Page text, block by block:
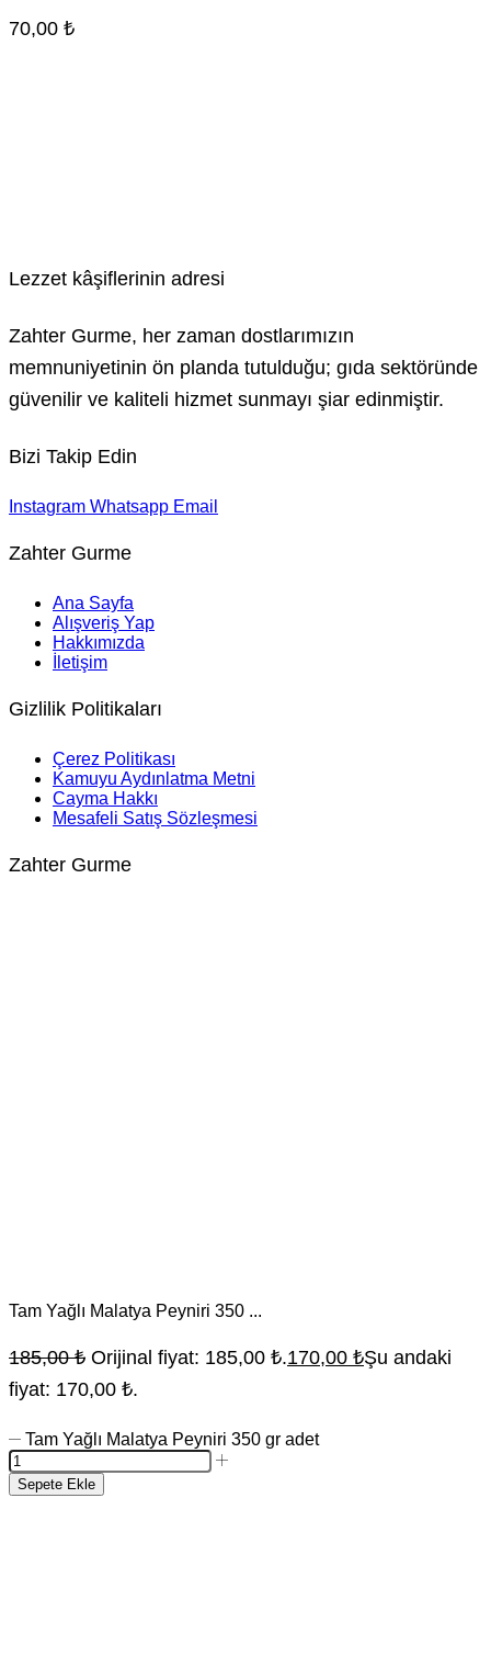
70,00 ₺
Lezzet kâşiflerinin adresi
Zahter Gurme, her zaman dostlarımızın
memnuniyetinin ön planda tutulduğu; gıda sektöründe
güvenilir ve kaliteli hizmet sunmayı şiar edinmiştir.
Bizi Takip Edin
Instagram Whatsapp Email
Zahter Gurme
Ana Sayfa
Alışveriş Yap
Hakkımızda
İletişim
Gizlilik Politikaları
Çerez Politikası
Kamuyu Aydınlatma Metni
Cayma Hakkı
Mesafeli Satış Sözleşmesi
Zahter Gurme
Tam Yağlı Malatya Peyniri 350 ...
185,00₺ Orijinal fiyat: 185,00 ₺.170,00 ₺Şu andaki
fiyat: 170,00 ₺.
Tam Yağlı Malatya Peyniri 350 gr adet
Sepete Ekle